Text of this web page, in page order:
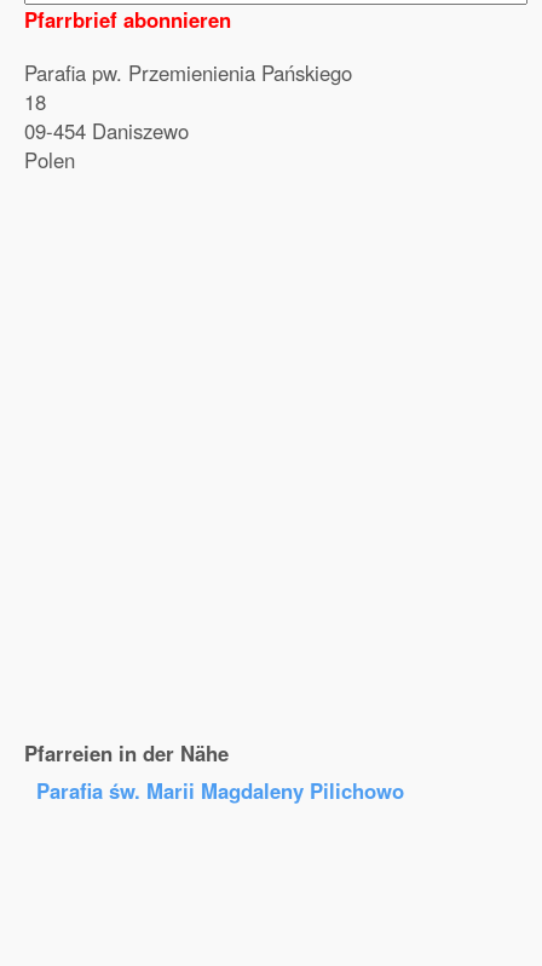
Pfarrbrief abonnieren
Parafia pw. Przemienienia Pańskiego
18
09-454 Daniszewo
Polen
Pfarreien in der Nähe
Parafia św. Marii Magdaleny Pilichowo